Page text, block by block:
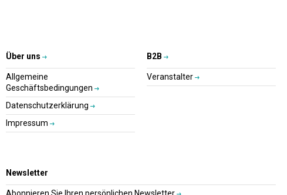
Über uns
Allgemeine
Geschäftsbedingungen
Datenschutzerklärung
Impressum
B2B
Veranstalter
Newsletter